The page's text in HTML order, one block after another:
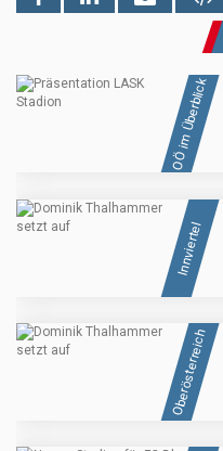
OÖ im Überblick
Innviertel
Oberösterreich